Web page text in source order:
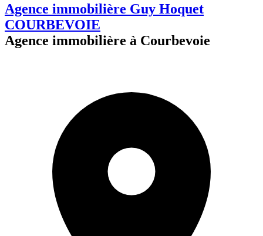
Agence immobilière Guy Hoquet
COURBEVOIE
Agence immobilière à Courbevoie